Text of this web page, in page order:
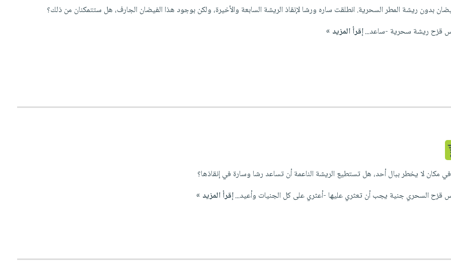
بدون ريشة المطر السحرية. انطلقت ساره ورشا لإنقاذ الريشة السابعة والأخيرة، ولكن بوجود هذا الفيضان الجارف، هل ستتمكنان من ذلك؟
ريشة سحرية -ساعد...إقرأ المزيد »
في مكان لا يخطر ببال أحد، هل تستطيع الريشة الناعمة أن تساعد رشا وسارة في إنقاذها؟
السحري جنية يجب أن تعثري عليها -أعثري على كل الجنيات وأعيد...إقرأ المزيد »